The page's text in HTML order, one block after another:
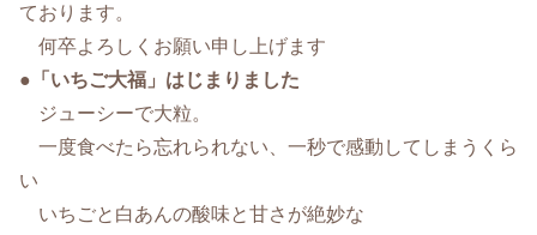
ております。
何卒よろしくお願い申し上げます
● 「いちご大福」はじまりました
ジューシーで大粒。
一度食べたら忘れられない、一秒で感動してしまうくら
い
いちごと白あんの酸味と甘さが絶妙な